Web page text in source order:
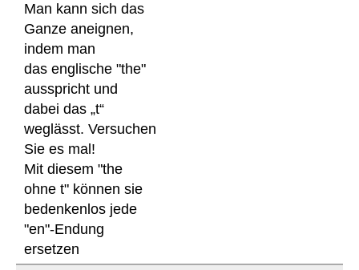
Man kann sich das
Ganze aneignen,
indem man
das englische "the"
ausspricht und
dabei das „t“
weglässt. Versuchen
Sie es mal!
Mit diesem "the
ohne t" können sie
bedenkenlos jede
"en"-Endung
ersetzen